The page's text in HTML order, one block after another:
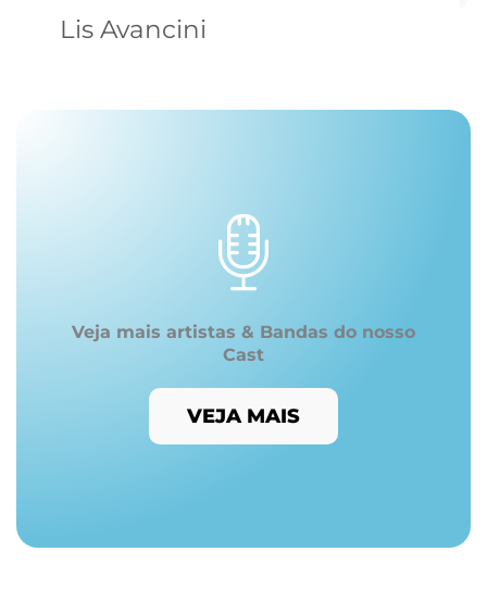
Lis Avancini
Veja mais artistas & Bandas do nosso
Cast
VEJA MAIS